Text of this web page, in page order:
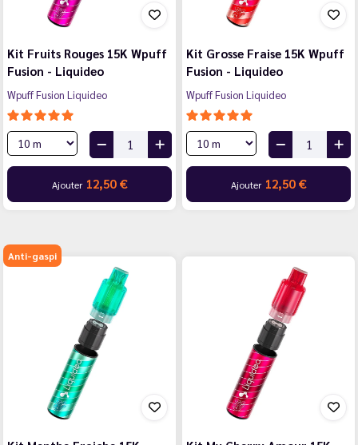
Kit Fruits Rouges 15K Wpuff
Fusion - Liquideo
Wpuff Fusion Liquideo
Ajouter 12,50 €
Kit Grosse Fraise 15K Wpuff
Fusion - Liquideo
Wpuff Fusion Liquideo
Ajouter 12,50 €
Anti-gaspi